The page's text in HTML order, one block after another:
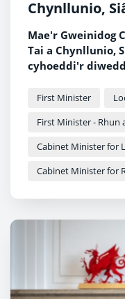
Chynllunio,
Mae'r Gweinidog
Tai a Chynllunio,
cyhoeddi'r
First Minister
First Minister - Rhun